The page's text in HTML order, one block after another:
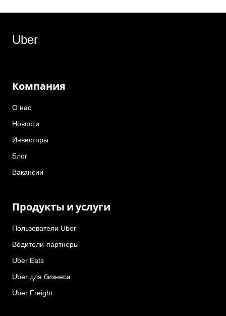
Uber
Компания
О нас
Новости
Инвесторы
Блог
Вакансии
Продукты и услуги
Пользователи Uber
Водители-партнеры
Uber Eats
Uber для бизнеса
Uber Freight